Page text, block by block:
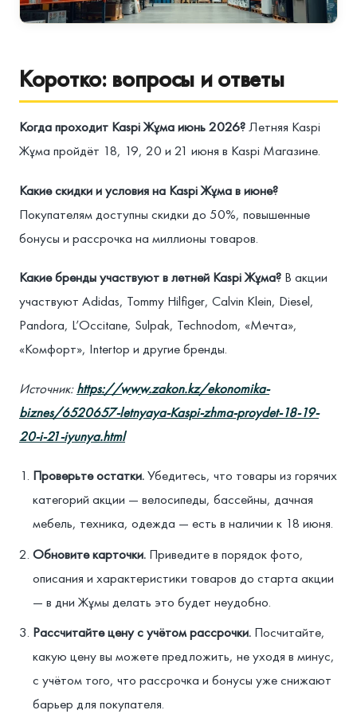
Коротко: вопросы и ответы
Когда проходит Kaspi Жұма июнь 2026?Летняя Kaspi
Жұма пройдёт 18, 19, 20 и 21 июня в Kaspi Магазине.
Какие скидки и условия на Kaspi Жұма в июне?
Покупателям доступны скидки до 50%, повышенные
бонусы и рассрочка на миллионы товаров.
Какие бренды участвуют в летней Kaspi Жұма? В акции
участвуют Adidas, Tommy Hilfiger, Calvin Klein, Diesel,
Pandora, L’Occitane, Sulpak, Technodom, «Мечта»,
«Комфорт», Intertop и другие бренды.
Источник:https://www.zakon.kz/ekonomika-
biznes/6520657-letnyaya-Kaspi-zhma-proydet-18-19-
20-i-21-iyunya.html
Проверьте остатки.Убедитесь, что товары из горячих
категорий акции — велосипеды, бассейны, дачная
мебель, техника, одежда — есть в наличии к 18 июня.
Обновите карточки. Приведите в порядок фото,
описания и характеристики товаров до старта акции
— в дни Жұмы делать это будет неудобно.
Рассчитайте цену с учётом рассрочки. Посчитайте,
какую цену вы можете предложить, не уходя в минус,
с учётом того, что рассрочка и бонусы уже снижают
барьер для покупателя.